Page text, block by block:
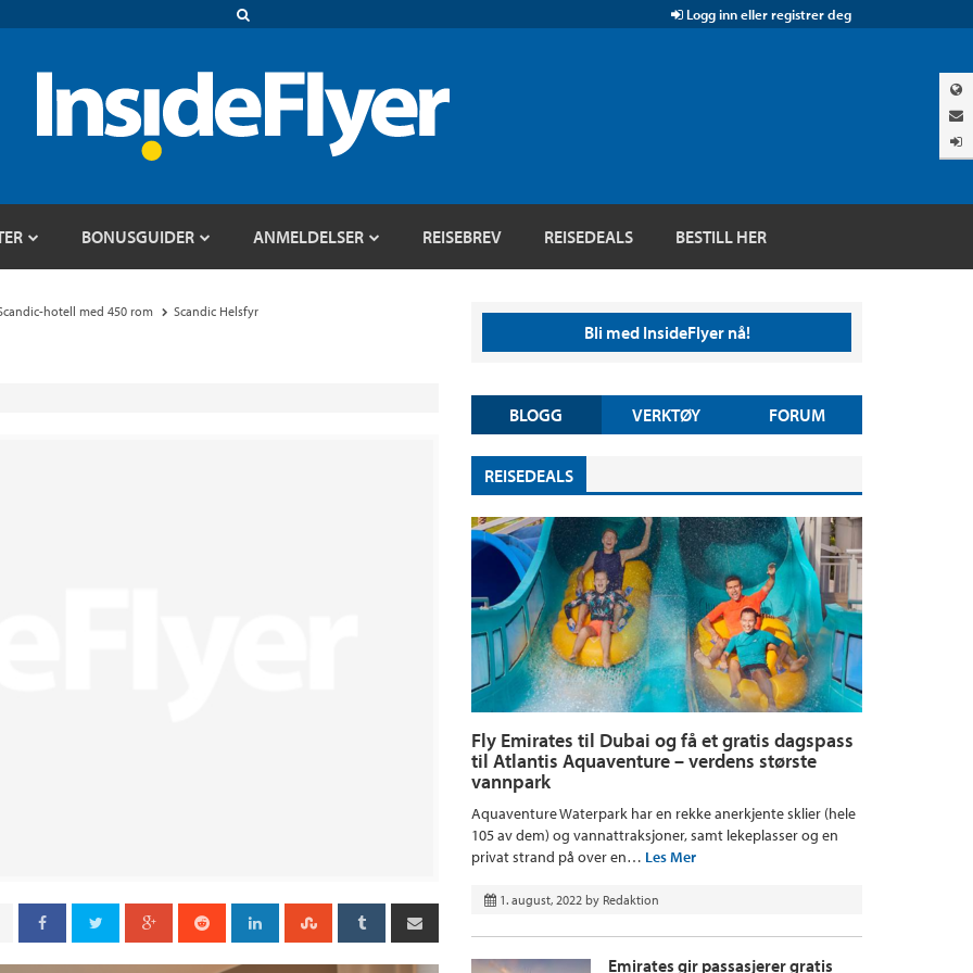
Logg inn eller registrer deg
BONUSGUIDER ANMELDELSER REISEBREV REISEDEALS BESTILL HER
hotell med 450 rom Scandic Helsfyr
Bli med InsideFlyer nå!
BLOGG VERKTØY FORUM
REISEDEALS
Fly Emirates til Dubai og få et gratis dagspass
til Atlantis Aquaventure – verdens største
vannpark
Aquaventure Waterpark har en rekke anerkjente sklier (hele
105 av dem) og vannattraksjoner, samt lekeplasser og en
privat strand på over en… Les Mer
1. august, 2022 by Redaktion
Emirates gir passasjerer gratis